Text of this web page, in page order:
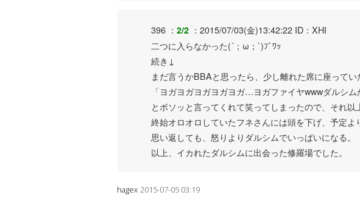
396 ： 2/2 ：2015/07/03(金)13:42:22 ID：XHI
二つに入らなかった(´；ω；`)ﾌﾞﾜｯ
続き↓
まだ言うかBBAと思ったら、少し離れた席に座って
「ヨガヨガヨガヨガヨガ…ヨガファイヤwwwダルシム
とボソッと言ってくれて笑ってしまったので、それ以
終始オロオロしていたフネさんには頭を下げ、予定よ
思い返しても、怒りよりダルシムでいっぱいになる。
以上、イカれたダルシムに出会った修羅場でした。
hagex 2015-07-05 03:19